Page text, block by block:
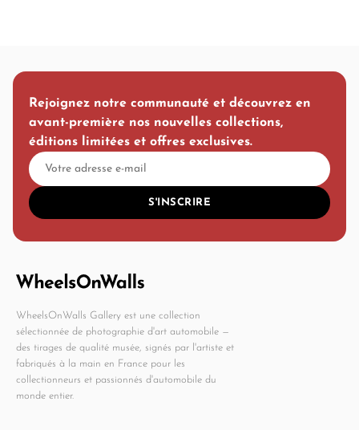
Rejoignez notre communauté et découvrez en
avant-première nos nouvelles collections,
éditions limitées et offres exclusives.
S'INSCRIRE
WheelsOnWalls Gallery est une collection
sélectionnée de photographie d'art automobile —
des tirages de qualité musée, signés par l'artiste et
fabriqués à la main en France pour les
collectionneurs et passionnés d'automobile du
monde entier.